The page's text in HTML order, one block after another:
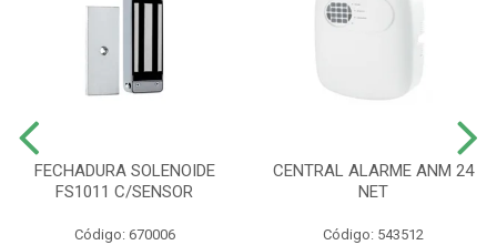
FECHADURA SOLENOIDE
FS1011 C/SENSOR
Código: 670006
CENTRAL ALARME ANM 24
NET
Código: 543512